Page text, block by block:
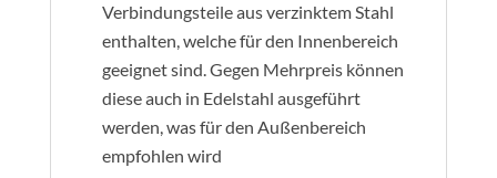
Verbindungsteile aus verzinktem Stahl
enthalten, welche für den Innenbereich
geeignet sind. Gegen Mehrpreis können
diese auch in Edelstahl ausgeführt
werden, was für den Außenbereich
empfohlen wird